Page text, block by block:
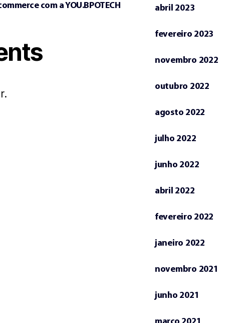
com a YOU.BPOTECH abril 2023
fevereiro 2023
novembro 2022
outubro 2022
agosto 2022
julho 2022
junho 2022
abril 2022
fevereiro 2022
janeiro 2022
novembro 2021
junho 2021